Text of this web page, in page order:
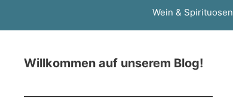
Wein & Spirituosen
Willkommen auf unserem Blog!